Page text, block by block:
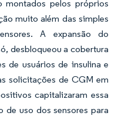
montados pelos próprios
muito além das simples
A expansão do
desbloqueou a cobertura
de usuários de insulina e
solicitações de CGM em
capitalizaram essa
de uso dos sensores para